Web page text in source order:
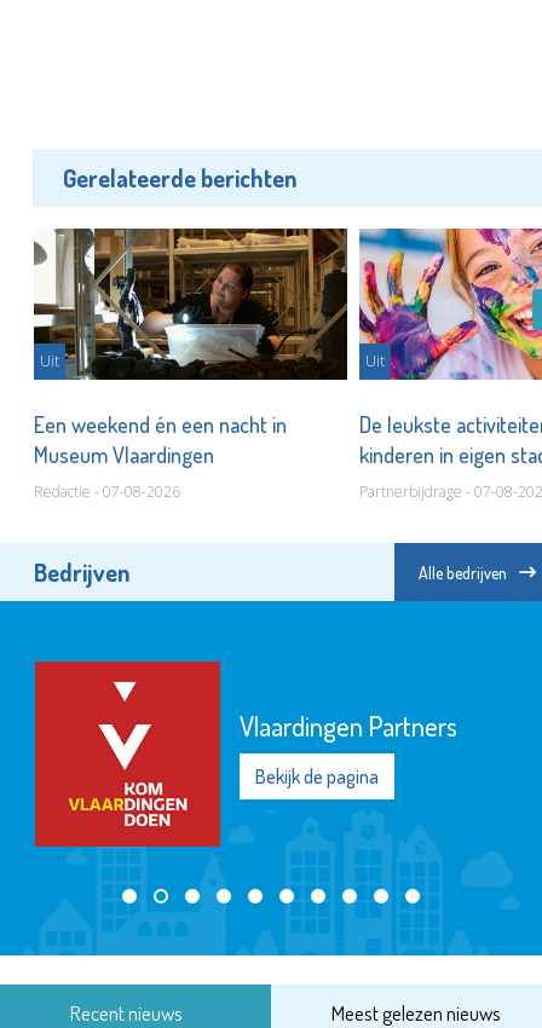
Gerelateerde berichten
Uit
Een weekend én een nacht in
Museum Vlaardingen
Redactie - 07-08-2026
Uit
De leukste
kinderen in eigen
Partnerbijdrage - 07-08-
Bedrijven Alle bedrijven
Vlaardingen Partners
Bekijk de pagina
Recent nieuws Meest gelezen nieuws